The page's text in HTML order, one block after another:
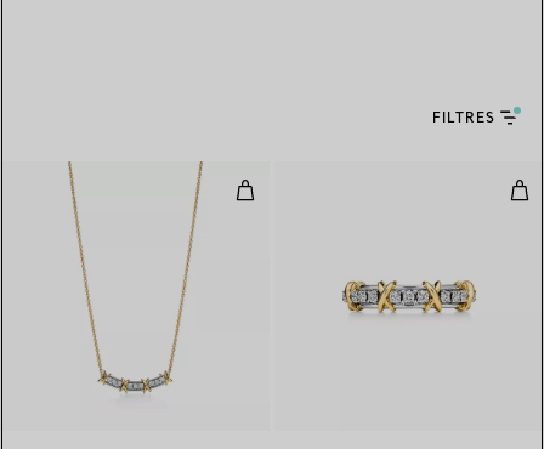
FILTRES
Pendentif en or jaune, platine